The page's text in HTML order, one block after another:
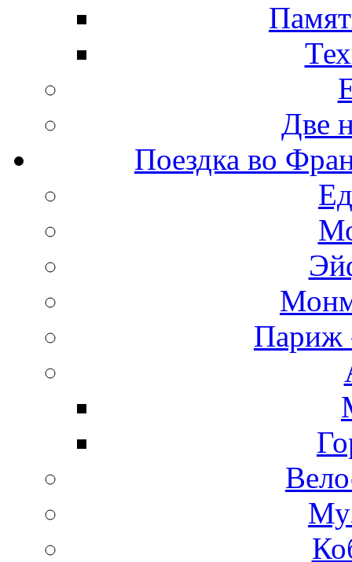
Две
Поездка во
Париж